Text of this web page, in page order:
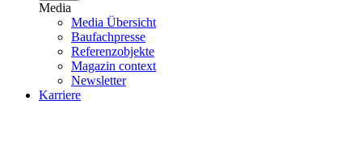
Media
Media Übersicht
Baufachpresse
Referenzobjekte
Magazin context
Newsletter
Karriere